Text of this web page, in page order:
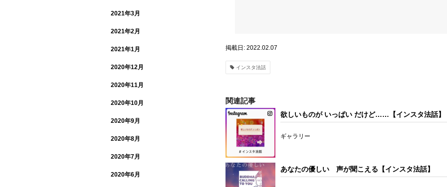
掲載日: 2022.02.07
インスタ法話
関連記事
欲しいものが いっぱい だけど……【インスタ法話】
ギャラリー
あなたの優しい 声が聞こえる【インスタ法話】
2021年3月
2021年2月
2021年1月
2020年12月
2020年11月
2020年10月
2020年9月
2020年8月
2020年7月
2020年6月